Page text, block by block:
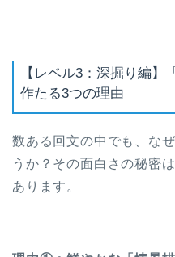
【レベル3：深掘り編
作たる3つの理由
数ある回文の中でも、な
うか？その面白さの秘密
あります。